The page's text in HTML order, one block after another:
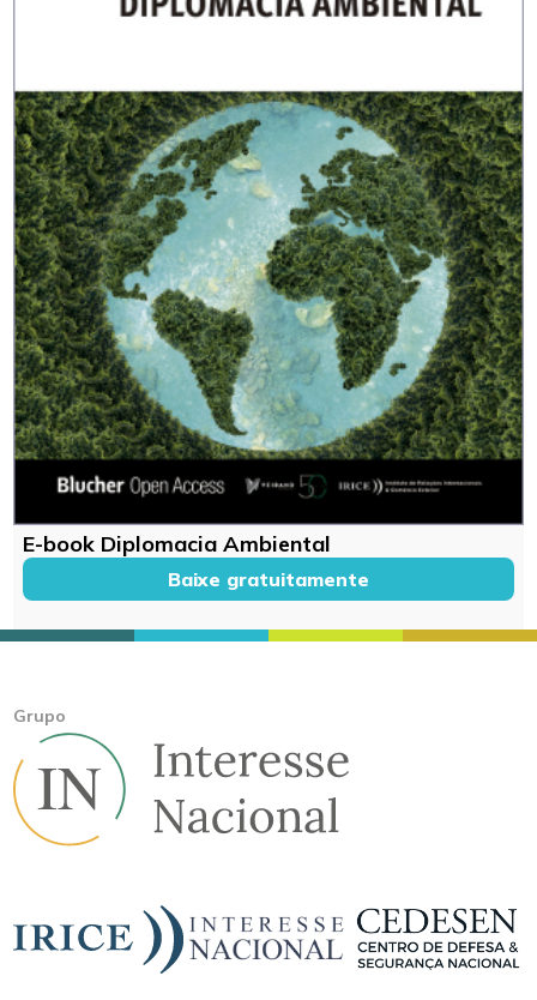
E-book Diplomacia Ambiental
Baixe gratuitamente
Grupo